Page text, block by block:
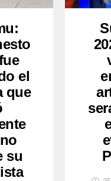
el
que
su